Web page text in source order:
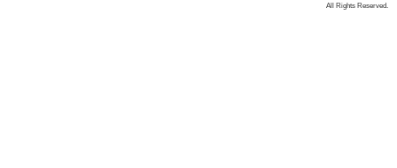
All Rights Reserved.